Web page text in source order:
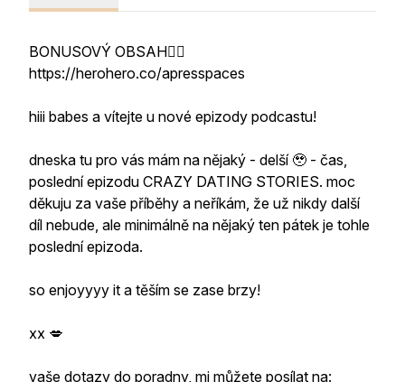
BONUSOVÝ OBSAH👇🏻
https://herohero.co/apresspaces
hiii babes a vítejte u nové epizody podcastu!
dneska tu pro vás mám na nějaký - delší 🥹 - čas,
poslední epizodu CRAZY DATING STORIES. moc
děkuju za vaše příběhy a neříkám, že už nikdy další
díl nebude, ale minimálně na nějaký ten pátek je tohle
poslední epizoda.
so enjoyyyy it a těším se zase brzy!
xx 💋
vaše dotazy do poradny, mi můžete posílat na: